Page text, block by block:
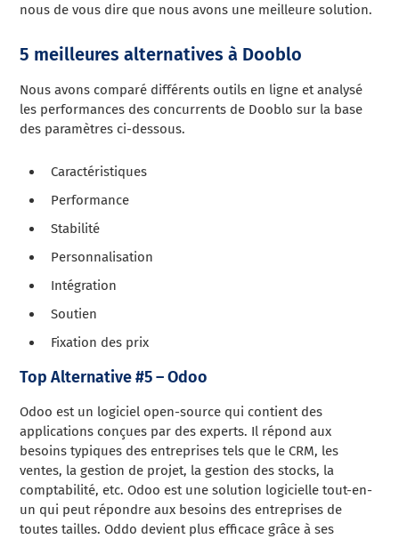
nous de vous dire que nous avons une meilleure solution.
5 meilleures alternatives à Dooblo
Nous avons comparé différents outils en ligne et analysé
les performances des concurrents de Dooblo sur la base
des paramètres ci-dessous.
Caractéristiques
Performance
Stabilité
Personnalisation
Intégration
Soutien
Fixation des prix
Top Alternative #5 – Odoo
Odoo est un logiciel open-source qui contient des
applications conçues par des experts. Il répond aux
besoins typiques des entreprises tels que le CRM, les
ventes, la gestion de projet, la gestion des stocks, la
comptabilité, etc. Odoo est une solution logicielle tout-en-
un qui peut répondre aux besoins des entreprises de
toutes tailles. Oddo devient plus efficace grâce à ses